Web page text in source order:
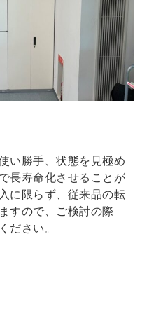
い勝手、状態を見極め
長寿命化させることが
に限らず、従来品の転
すので、ご検討の際
ださい。